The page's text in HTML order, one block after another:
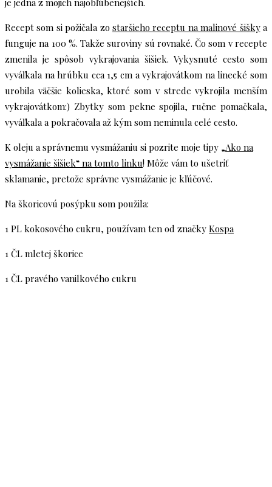
je jedna z mojich najobľúbenejších.
Recept som si požičala zo staršieho receptu na malinové šiškya
funguje na 100 %. Takže suroviny sú rovnaké. Čo som v recepte
zmenila je spôsob vykrajovania šišiek. Vykysnuté cesto som
vyváľkala na hrúbku cca 1,5 cm a vykrajovátkom na linecké som
urobila väčšie kolieska, ktoré som v strede vykrojila menším
vykrajovátkom:) Zbytky som pekne spojila, ručne pomačkala,
vyváľkala a pokračovala až kým som neminula celé cesto.
K oleju a správnemu vysmážaniu si pozrite moje tipy „Ako na
vysmážanie šišiek“ na tomto linku! Môže vám to ušetriť
sklamanie, pretože správne vysmážanie je kľúčové.
Na škoricovú posýpku som použila:
1 PL kokosového cukru, používam ten od značky Kospa
1 ČL mletej škorice
1 ČL pravého vanilkového cukru